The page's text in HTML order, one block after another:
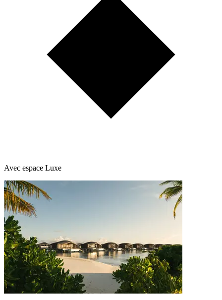
Avec espace Luxe